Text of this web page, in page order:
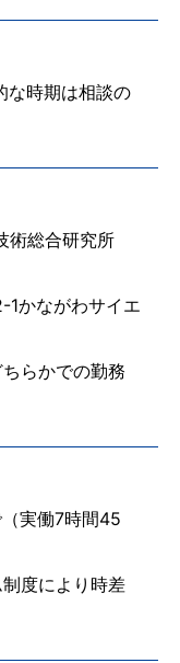
な時期は相談の
術総合研究所
1かながわサイエ
らかでの勤務
実働7時間45
度により時差